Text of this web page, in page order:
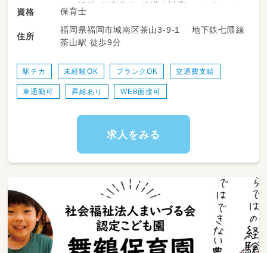
レの援助、行事準備、保護者対応などを担いま
す。柔軟な保育環境の中で、子どもたち一人ひ
とりにしっかり向き合える時間が多くありま
す。勤務日数や時間は相談可能で、ライフスタ
＜スケジュール例＞
07:00～登園
11:00～昼食
12:30～午睡(事務作業/ブレスチェック/休憩)
15:00～自発的な活動(室内遊び/お散歩)
18:00～降園
資格 保育士
住所
福岡県福岡市城南区茶山3-9-1 地下鉄七隈線
茶山駅 徒歩9分
駅チカ 未経験OK ブランクOK 交通費支給
車通勤可 昇給あり WEB面接可
求人をみる